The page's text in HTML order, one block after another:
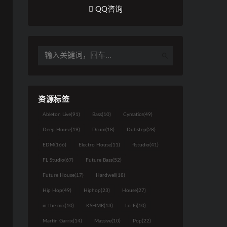
QQ咨询
资源标签
Ableton Live(91) Bass(10) Cymatics(49)
Deep House(19) Drum(18) Dubstep(28)
EDM(166) Electro House(11) flstudio(41)
FL Studio(67) Future Bass(52)
Future House(17) Hardwell (18)
Hip Hop(49) Hiphop(23) House(27)
in the mix(10) KSHMR(13) Lo-Fi(10)
Martin Garrix(14) Massive(10) Pop(22)